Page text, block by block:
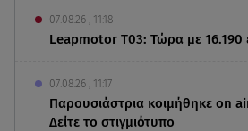
07.08.26 , 11:18
Leapmotor T03: Τώρα με 16.190
07.08.26 , 11:17
Παρουσιάστρια κοιμήθηκε on
Δείτε το στιγμιότυπο